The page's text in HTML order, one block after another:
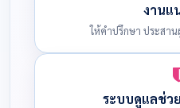
งานแ
ให้คำปรึกษา ประสา
ระบบดูแลช่ว